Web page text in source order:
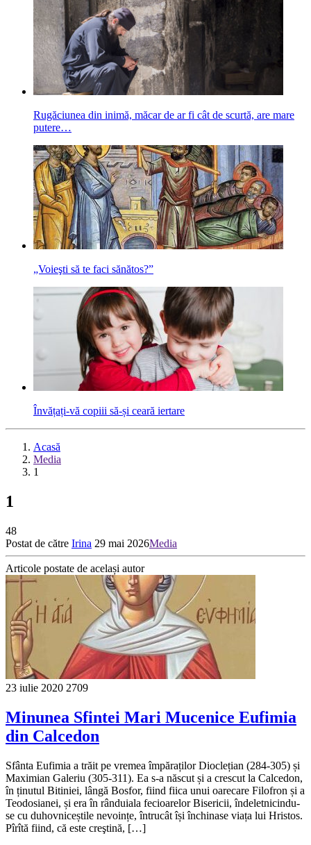
Rugăciunea din inimă, măcar de ar fi cât de scurtă, are mare
putere…
„Voieşti să te faci sănătos?”
Învățați-vă copiii să-și ceară iertare
Acasă
Media
1
1
48
Postat de către Irina 29 mai 2026Media
Articole postate de același autor
23 iulie 2020 2709
Minunea Sfintei Mari Mucenice Eufimia
din Calcedon
Sfânta Eufimia a trăit pe vremea împăraților Dioclețian (284-305) și
Maximian Galeriu (305-311). Ea s-a născut și a crescut la Calcedon,
în ținutul Bitiniei, lângă Bosfor, fiind fiica unui oarecare Filofron și a
Teodosianei, și era în rânduiala fecioarelor Bisericii, îndeletnicindu-
se cu duhovniceștile nevoințe, întrucât își închinase viața lui Hristos.
Pîrîtă fiind, că este creştină, […]